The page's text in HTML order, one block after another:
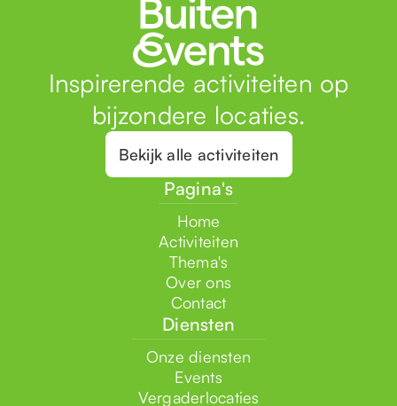
Inspirerende activiteiten op
bijzondere locaties.
Bekijk alle activiteiten
Pagina's
Home
Activiteiten
Thema's
Over ons
Contact
Diensten
Onze diensten
Events
Vergaderlocaties